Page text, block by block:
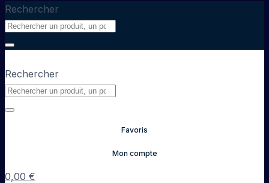
Rechercher
Rechercher
Favoris
Mon compte
0,00 €